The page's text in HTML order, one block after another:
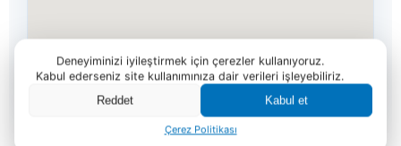
Deneyiminizi iyileştirmek için çerezler kullanıyoruz.
Kabul ederseniz site kullanımınıza dair verileri işleyebiliriz.
Kabul et
Reddet
Çerez Politikası
Şehremini Mh. Deniz Abdal Cami Sk. No: 23/A, Çapa -